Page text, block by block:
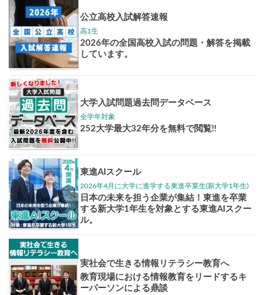
大学入試偏差値ランキング
お知らせ・イベント